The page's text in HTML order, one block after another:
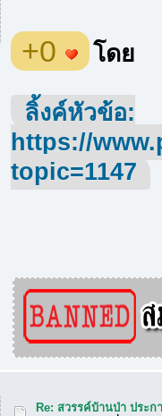
+0 โดย
ลิ้งค์หัวข้อ:
https://
topic=1147
Re: สวรรค์บ้านป่า ประก